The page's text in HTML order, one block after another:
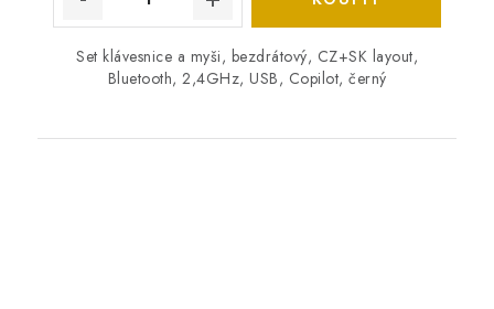
Set klávesnice a myši, bezdrátový, CZ+SK layout,
Bluetooth, 2,4GHz, USB, Copilot, černý